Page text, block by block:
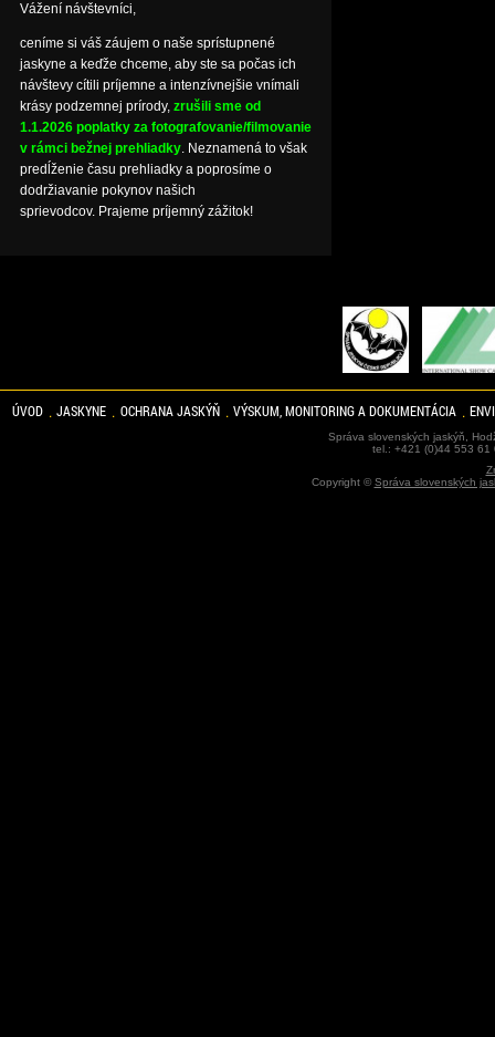
Vážení návštevníci,
ceníme si váš záujem o naše sprístupnené
jaskyne a keďže chceme, aby ste sa počas ich
návštevy cítili príjemne a intenzívnejšie vnímali
krásy podzemnej prírody, zrušili sme od
1.1.2026 poplatky za fotografovanie/filmovanie
v rámci bežnej prehliadky. Neznamená to však
predĺženie času prehliadky a poprosíme o
dodržiavanie pokynov našich
sprievodcov. Prajeme príjemný zážitok!
ÚVOD JASKYNE OCHRANA JASKÝŇ VÝSKUM, MONITORING A DOKUMENTÁCIA
Správa slovenských jaskýň,
tel.: +421 (0)44 553
Copyright ©Správa slovenských